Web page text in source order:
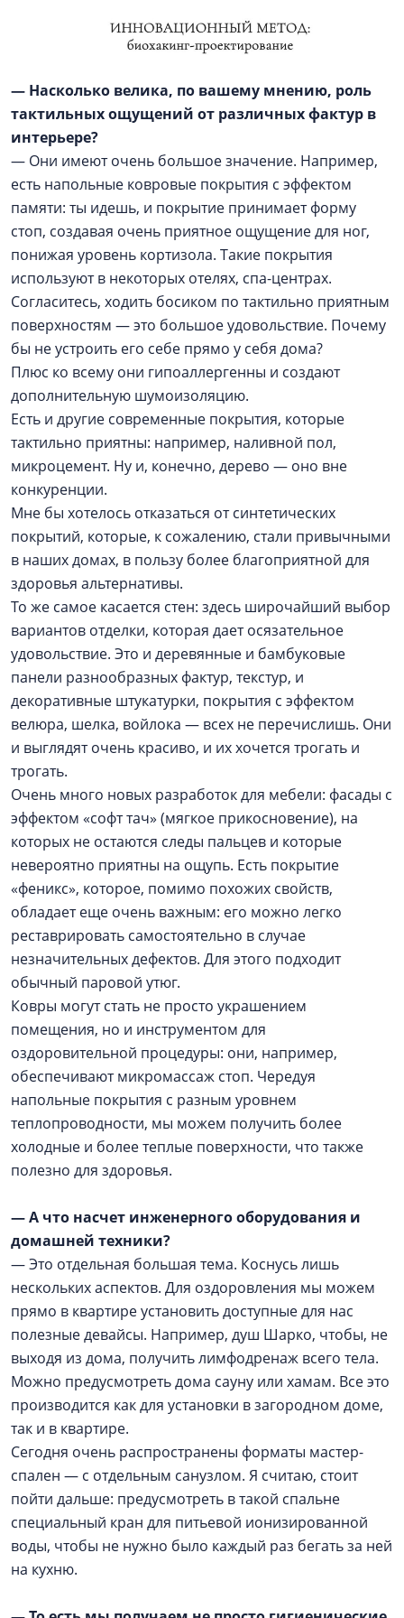
— Насколько велика, по вашему мнению, роль
тактильных ощущений от различных фактур в
интерьере?
— Они имеют очень большое значение. Например,
есть напольные ковровые покрытия с эффектом
памяти: ты идешь, и покрытие принимает форму
стоп, создавая очень приятное ощущение для ног,
понижая уровень кортизола. Такие покрытия
используют в некоторых отелях, спа-центрах.
Согласитесь, ходить босиком по тактильно приятным
поверхностям — это большое удовольствие. Почему
бы не устроить его себе прямо у себя дома?
Плюс ко всему они гипоаллергенны и создают
дополнительную шумоизоляцию.
Есть и другие современные покрытия, которые
тактильно приятны: например, наливной пол,
микроцемент. Ну и, конечно, дерево — оно вне
конкуренции.
Мне бы хотелось отказаться от синтетических
покрытий, которые, к сожалению, стали привычными
в наших домах, в пользу более благоприятной для
здоровья альтернативы.
То же самое касается стен: здесь широчайший выбор
вариантов отделки, которая дает осязательное
удовольствие. Это и деревянные и бамбуковые
панели разнообразных фактур, текстур, и
декоративные штукатурки, покрытия с эффектом
велюра, шелка, войлока — всех не перечислишь. Они
и выглядят очень красиво, и их хочется трогать и
трогать.
Очень много новых разработок для мебели: фасады с
эффектом «софт тач» (мягкое прикосновение), на
которых не остаются следы пальцев и которые
невероятно приятны на ощупь. Есть покрытие
«феникс», которое, помимо похожих свойств,
обладает еще очень важным: его можно легко
реставрировать самостоятельно в случае
незначительных дефектов. Для этого подходит
обычный паровой утюг.
Ковры могут стать не просто украшением
помещения, но и инструментом для
оздоровительной процедуры: они, например,
обеспечивают микромассаж стоп. Чередуя
напольные покрытия с разным уровнем
теплопроводности, мы можем получить более
холодные и более теплые поверхности, что также
полезно для здоровья.
— А что насчет инженерного оборудования и
домашней техники?
— Это отдельная большая тема. Коснусь лишь
нескольких аспектов. Для оздоровления мы можем
прямо в квартире установить доступные для нас
полезные девайсы. Например, душ Шарко, чтобы, не
выходя из дома, получить лимфодренаж всего тела.
Можно предусмотреть дома сауну или хамам. Все это
производится как для установки в загородном доме,
так и в квартире.
Сегодня очень распространены форматы мастер-
спален — с отдельным санузлом. Я считаю, стоит
пойти дальше: предусмотреть в такой спальне
специальный кран для питьевой ионизированной
воды, чтобы не нужно было каждый раз бегать за ней
на кухню.